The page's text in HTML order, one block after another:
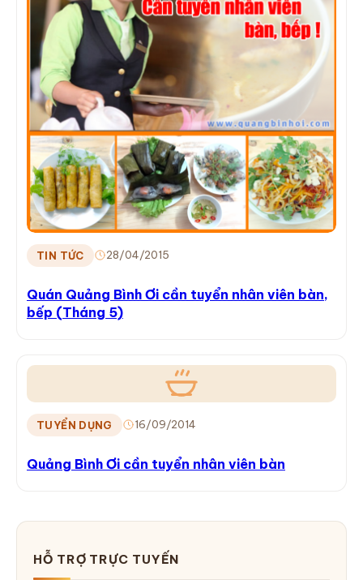
TIN TỨC 28/04/2015
Quán Quảng Bình Ơi cần tuyển nhân viên bàn,
bếp (Tháng 5)
TUYỂN DỤNG 16/09/2014
Quảng Bình Ơi cần tuyển nhân viên bàn
HỖ TRỢ TRỰC TUYẾN